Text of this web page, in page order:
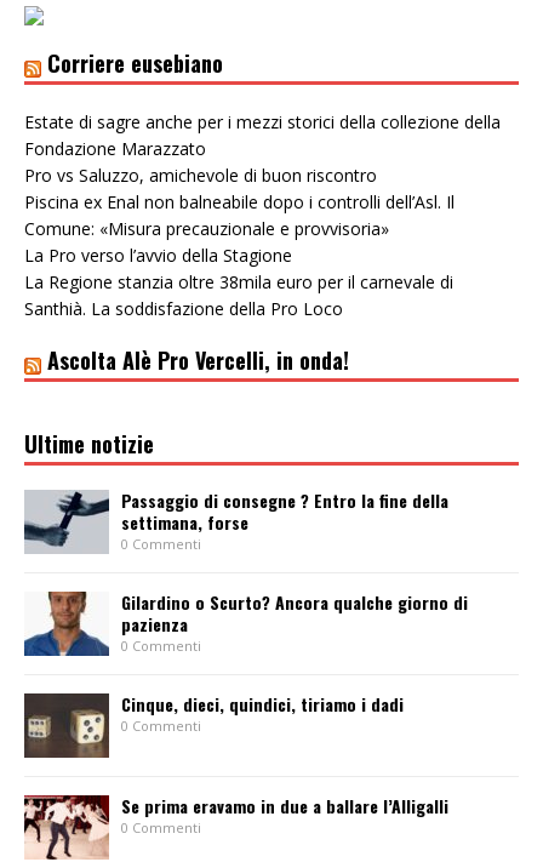
Corriere eusebiano
Estate di sagre anche per i mezzi storici della collezione della
Fondazione Marazzato
Pro vs Saluzzo, amichevole di buon riscontro
Piscina ex Enal non balneabile dopo i controlli dell’Asl. Il
Comune: «Misura precauzionale e provvisoria»
La Pro verso l’avvio della Stagione
La Regione stanzia oltre 38mila euro per il carnevale di
Santhià. La soddisfazione della Pro Loco
Ascolta Alè Pro Vercelli, in onda!
Ultime notizie
Passaggio di consegne ? Entro la fine della
settimana, forse
0 Commenti
Gilardino o Scurto? Ancora qualche giorno di
pazienza
0 Commenti
Cinque, dieci, quindici, tiriamo i dadi
0 Commenti
Se prima eravamo in due a ballare l’Alligalli
0 Commenti